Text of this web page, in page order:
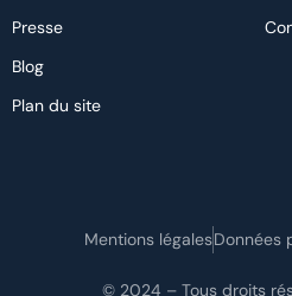
Presse
Blog
Plan du site
© 2024 – Tous droits
Mentions légalesDonnées
Audit